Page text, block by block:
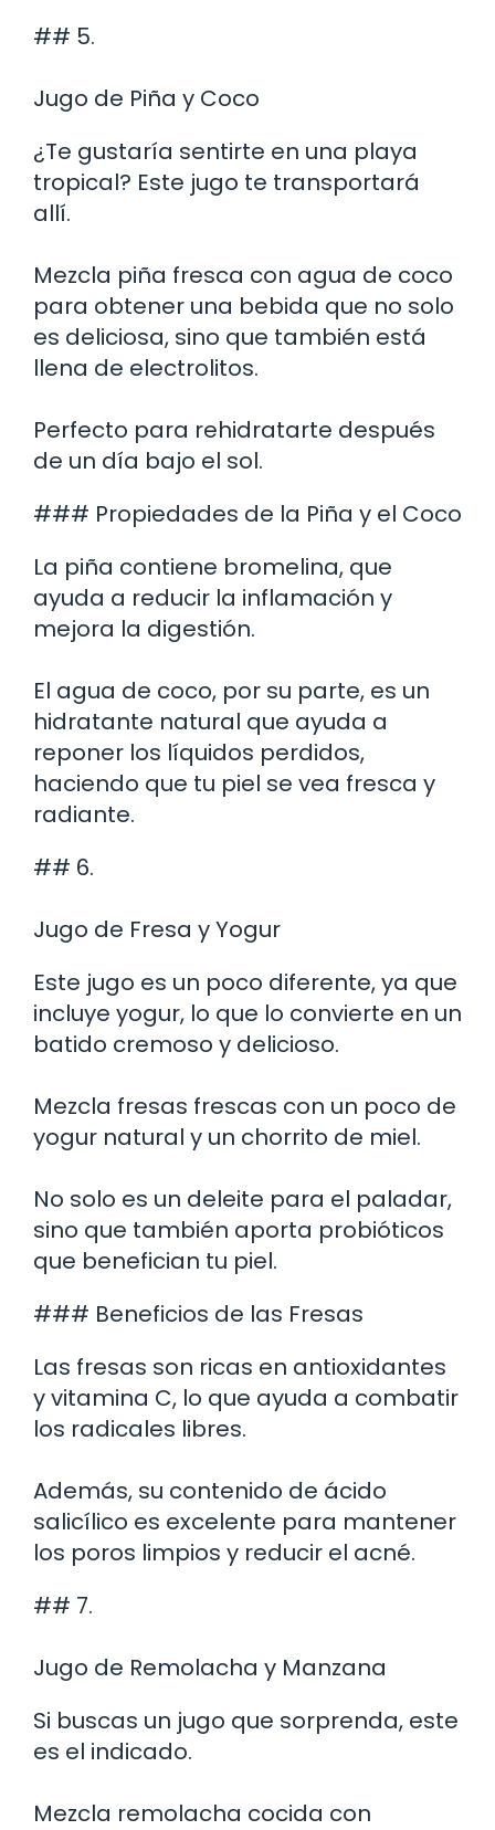
## 5.
Jugo de Piña y Coco
¿Te gustaría sentirte en una playa
tropical? Este jugo te transportará
allí.
Mezcla piña fresca con agua de coco
para obtener una bebida que no solo
es deliciosa, sino que también está
llena de electrolitos.
Perfecto para rehidratarte después
de un día bajo el sol.
### Propiedades de la Piña y el Coco
La piña contiene bromelina, que
ayuda a reducir la inflamación y
mejora la digestión.
El agua de coco, por su parte, es un
hidratante natural que ayuda a
reponer los líquidos perdidos,
haciendo que tu piel se vea fresca y
radiante.
## 6.
Jugo de Fresa y Yogur
Este jugo es un poco diferente, ya que
incluye yogur, lo que lo convierte en un
batido cremoso y delicioso.
Mezcla fresas frescas con un poco de
yogur natural y un chorrito de miel.
No solo es un deleite para el paladar,
sino que también aporta probióticos
que benefician tu piel.
### Beneficios de las Fresas
Las fresas son ricas en antioxidantes
y vitamina C, lo que ayuda a combatir
los radicales libres.
Además, su contenido de ácido
salicílico es excelente para mantener
los poros limpios y reducir el acné.
## 7.
Jugo de Remolacha y Manzana
Si buscas un jugo que sorprenda, este
es el indicado.
Mezcla remolacha cocida con